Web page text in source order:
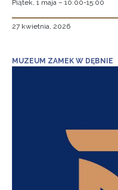
Piątek, 1 maja – 10:00-15:00
27 kwietnia, 2026
MUZEUM ZAMEK W DĘBNIE